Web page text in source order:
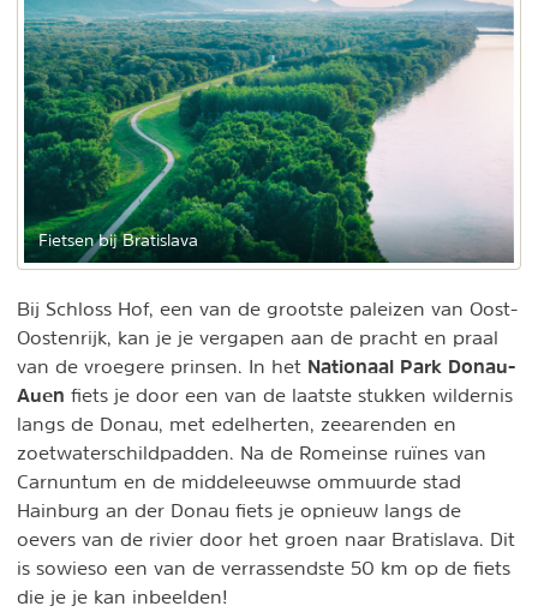
Fietsen bij Bratislava
Bij Schloss Hof, een van de grootste paleizen van Oost-
Oostenrijk, kan je je vergapen aan de pracht en praal
van de vroegere prinsen. In het Nationaal Park Donau-
Auen fiets je door een van de laatste stukken wildernis
langs de Donau, met edelherten, zeearenden en
zoetwaterschildpadden. Na de Romeinse ruïnes van
Carnuntum en de middeleeuwse ommuurde stad
Hainburg an der Donau fiets je opnieuw langs de
oevers van de rivier door het groen naar Bratislava. Dit
is sowieso een van de verrassendste 50 km op de fiets
die je je kan inbeelden!